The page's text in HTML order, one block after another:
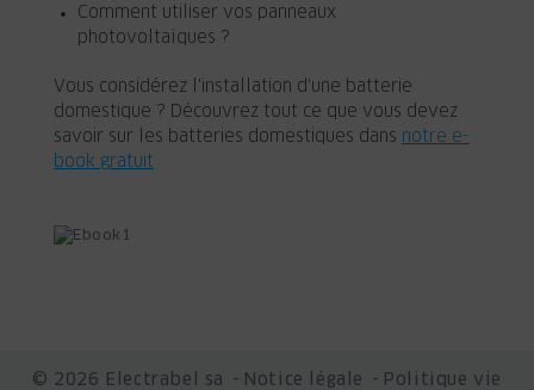
Comment utiliser vos panneaux
photovoltaïques ?
Vous considérez l'installation d'une batterie
domestique ? Découvrez tout ce que vous devez
savoir sur les batteries domestiques dans notre e-
book gratuit
© 2026 Electrabel sa Notice légale Politique vie